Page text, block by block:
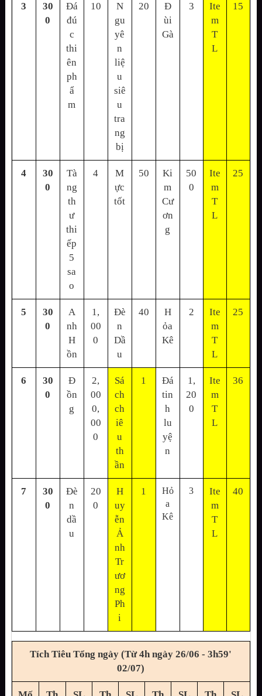
3
30
0
Đá
đú
c
thi
ên
ph
ẩ
m
10
N
gu
yê
n
liệ
u
siê
u
tra
ng
bị
20
Đ
ùi
Gà
3
Ite
m
T
L
15
4
30
0
Tà
ng
th
ư
thi
ếp
5
sa
o
4
M
ực
tốt
50
Ki
m
Cư
ơn
g
50
0
Ite
m
T
L
25
5
30
0
A
nh
H
ồn
1,
00
0
Đè
n
Dầ
u
40
H
ỏa
Kê
2
Ite
m
T
L
25
6
30
0
Đ
ồn
g
2,
00
0,
00
0
Sá
ch
ch
iê
u
th
ần
1
Đá
tin
h
lu
yệ
n
1,
20
0
Ite
m
T
L
36
7
30
0
Đè
n
dầ
u
20
0
H
uy
ễn
Ả
nh
Tr
ươ
ng
Ph
i
1
Hỏ
a
Kê
3
Ite
m
T
L
40
Tích Tiêu Tổng ngày (Từ 4h ngày 26/06 - 3h59'
02/07)